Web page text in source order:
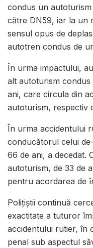
condus un
către DN59, iar la un
sensul opus de
autotren condus de
În urma impactului,
alt autoturism
ani, care circula din
autoturism, respectiv
În urma accidentului
conducătorul celui
66 de ani, a decedat.
autoturism, de 33 de
pentru acordarea de
Polițiștii continuă
exactitate a tuturor
accidentului rutier, în
penal sub aspectul